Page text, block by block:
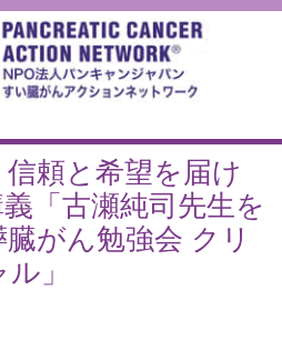
頼と希望を届け
「古瀬純司先生を
がん勉強会 クリ
」